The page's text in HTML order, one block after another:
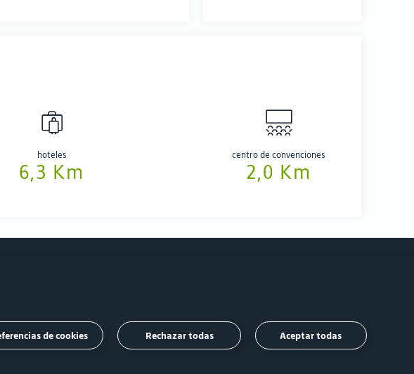
hoteles
6,3 Km
centro de convenciones
2,0 Km
Prensa
Síguenos
de cookies Rechazar todas Aceptar todas